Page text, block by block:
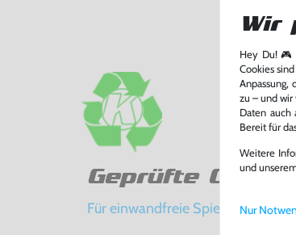
Geprüfte
Für einwandfreie Spielerlebnisse
Wir
Hey Du! 🎮
Cookies
Anpassung,
zu – und wir
Daten auch
Bereit für
Weitere
und
Nur